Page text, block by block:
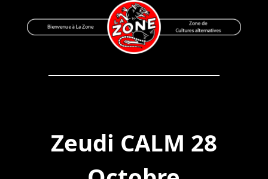
to
Bienvenue à La Zone
Zone de Cultures Alternatives
Zeudi CALM 28